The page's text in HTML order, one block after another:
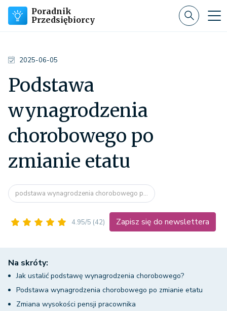
Poradnik
Przedsiębiorcy
2025-06-05
Podstawa
wynagrodzenia
chorobowego po
zmianie etatu
podstawa wynagrodzenia chorobowego p...
4.95/5 (42) Zapisz się do newslettera
Na skróty:
Jak ustalić podstawę wynagrodzenia chorobowego?
Podstawa wynagrodzenia chorobowego po zmianie etatu
Zmiana wysokości pensji pracownika